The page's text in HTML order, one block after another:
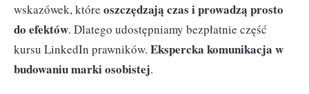
wskazówek, które oszczędzają czas i prowadzą prosto
do efektów. Dlatego udostępniamy bezpłatnie część
kursu LinkedIn prawników. Ekspercka komunikacja w
budowaniu marki osobistej.